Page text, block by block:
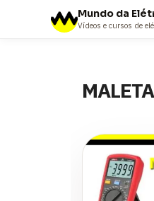
Mundo da
Vídeos e cursos de